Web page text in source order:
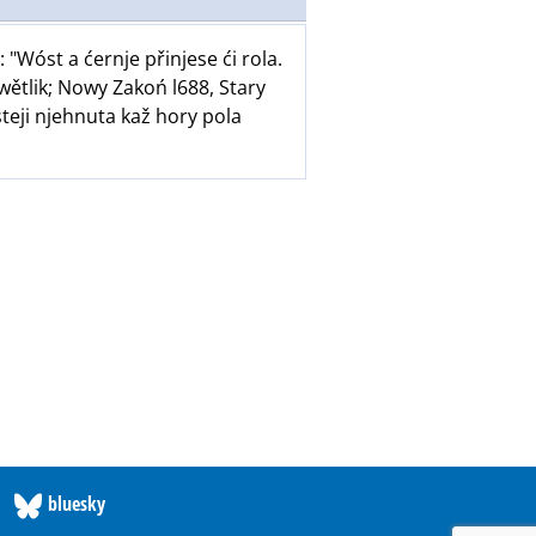
"Wóst a ćernje přinjese ći rola.
Nowy Zakoń l688, Stary
njehnuta kaž hory pola
bluesky